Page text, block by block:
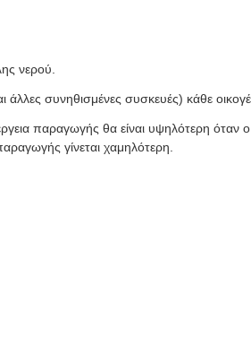
νερού.
συνηθισμένες συσκευές) κάθε
παραγωγής θα είναι υψηλότερη όταν
γίνεται χαμηλότερη.